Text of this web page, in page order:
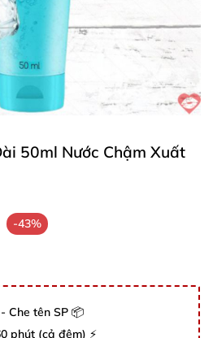
50ml Nước Chậm Xuất
-43%
Che tên SP 📦
phút (cả đêm) ⚡